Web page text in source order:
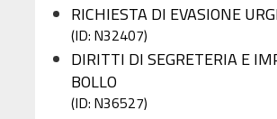
RICHIESTA DI EVASIONE
(ID: N32407)
DIRITTI DI SEGRETERIA E
BOLLO
(ID: N36527)